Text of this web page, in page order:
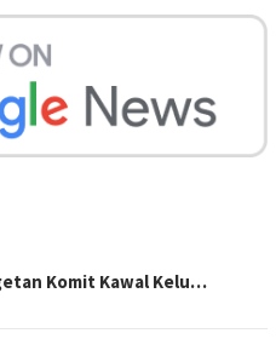
Komit Kawal Kelu…